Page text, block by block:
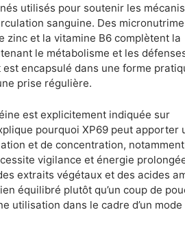
utilisés pour soutenir les
sanguine. Des
zinc et la vitamine B6 complètent la
le métabolisme et les
est encapsulé dans une forme
prise régulière.
est explicitement indiquée sur
pourquoi XP69 peut apporter
et de concentration, notamment
vigilance et énergie
extraits végétaux et des acides
équilibré plutôt qu’un coup de
utilisation dans le cadre d’un